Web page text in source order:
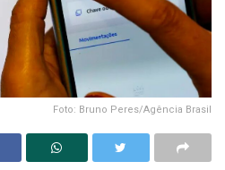
Foto: Bruno Peres/Agência Brasil